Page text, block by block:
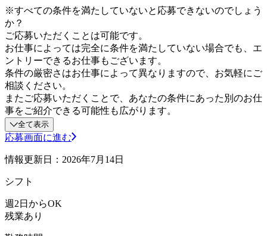
※すべての条件を満たしていないと応募できないのでしょう
か？
ご応募いただくことは可能です。
お仕事によっては完全に条件を満たしていない場合でも、エ
ントリーできるお仕事もございます。
条件の厳密さはお仕事によって異なりますので、お気軽にご
相談ください。
またご応募いただくことで、あなたの条件にあった別のお仕
事をご紹介できる可能性も広がります。
全て表示
応募画面に進む
情報更新日：2026年7月14日
シフト
週2日からOK
残業あり